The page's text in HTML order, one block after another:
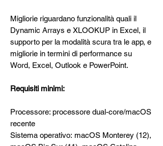
Migliorie riguardano funzionalità quali il
Dynamic Arrays e XLOOKUP in Excel, il
supporto per la modalità scura tra le app, e
migliorie in termini di performance su
Word, Excel, Outlook e PowerPoint.
Requisiti minimi:
Processore: processore dual-core/macOS
recente
Sistema operativo: macOS Monterey (12),